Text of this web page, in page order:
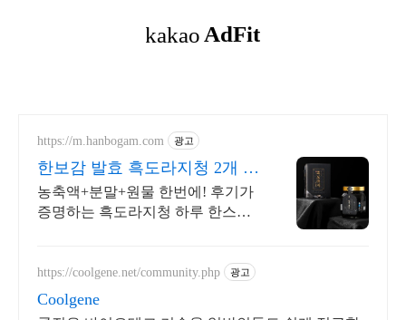
https://m.hanbogam.com 광고
한보감 발효 흑도라지청 2개 구
매시 흑마늘청 증정
농축액+분말+원물 한번에! 후기가
증명하는 흑도라지청 하루 한스푼,
https://coolgene.net/community.php 광고
Coolgene